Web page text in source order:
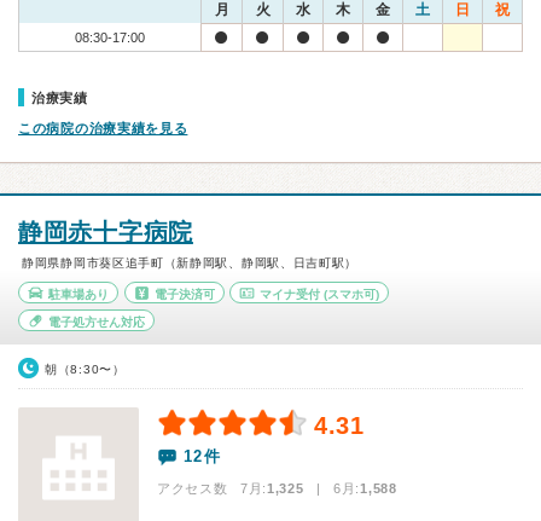
月 火 水 木 金 土 日 祝
08:30-17:00
治療実績
この病院の治療実績を見る
静岡赤十字病院
静岡県静岡市葵区追手町（新静岡駅、静岡駅、日吉町駅）
駐車場あり 電子決済可 マイナ受付 (スマホ可)
電子処方せん対応
朝（8:30〜）
4.31
12件
アクセス数 7月:1,325 | 6月:1,588